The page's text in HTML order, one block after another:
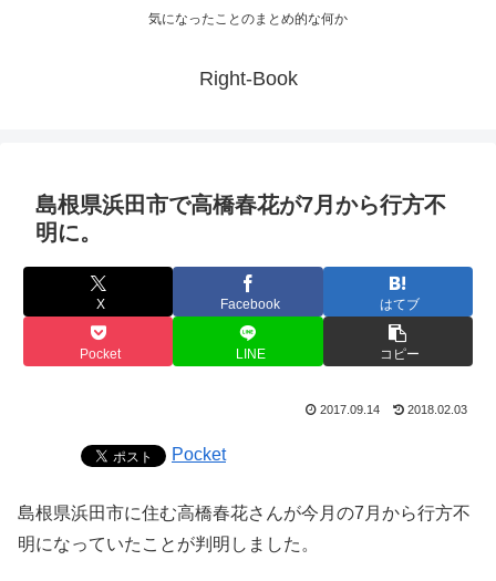
気になったことのまとめ的な何か
Right-Book
島根県浜田市で高橋春花が7月から行方不
明に。
X Facebook はてブ
Pocket LINE コピー
2017.09.14 2018.02.03
Pocket
島根県浜田市に住む高橋春花さんが今月の7月から行方不
明になっていたことが判明しました。